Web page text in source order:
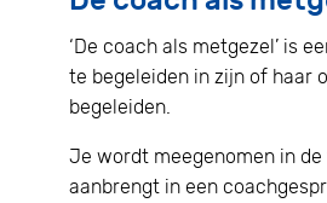
‘De coach als metgezel’ is
te begeleiden in zijn of haar
begeleiden.
Je wordt meegenomen in
aanbrengt in een